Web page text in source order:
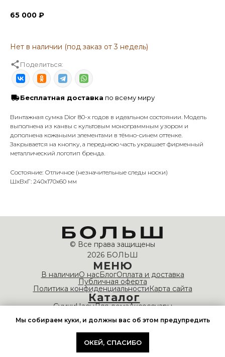
65 000 ₽
Поделиться:
Бесплатная доставка по всему миру
Винтажная сумка Dior 80-х годов в идеальном состоянии. Модель
выполнена из канвы с культовым монограммным узором и
дополнена кожаными элементами в тёмно-синем оттенке.
Закрывается на кнопку, а переднюю часть украшает фирменный
металлический логотип бренда.
Состояние: Отличное (незначительные следы носки)
ШxВxГ: 240x170x60 мм
© Все права защищены
2026 БОЛЬШ
МЕНЮ
В наличииО насБлогОплата и доставка
Публичная оферта
Политика конфиденциальностиКарта сайта
Каталог
СумкиЧасыДля домаАксессуары
НАШИ КОНТАКТЫ
info@bolshvintage.com
Время работы: 10:00 — 20:00
Мы собираем куки, и должны вас об этом предупредить
ОКЕЙ, СПАСИБО